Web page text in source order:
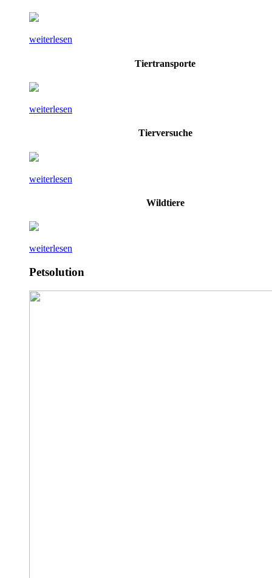
weiterlesen
Tiertransporte
weiterlesen
Tierversuche
weiterlesen
Wildtiere
weiterlesen
Petsolution